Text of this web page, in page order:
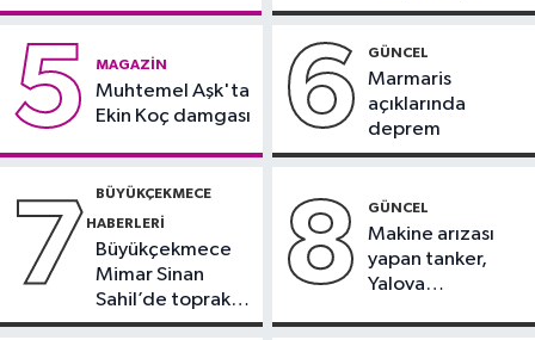
balkonu yıkıldı
görüntülendi
5 MAGAZIN
Muhtemel Aşk'ta
Ekin Koç damgası
6 GÜNCEL
Marmaris
açıklarında
deprem
7 BÜYÜKÇEKMECE
HABERLERI
Büyükçekmece
Mimar Sinan
Sahil’de toprak
kayması
8 GÜNCEL
Makine arızası
yapan tanker,
Yalova